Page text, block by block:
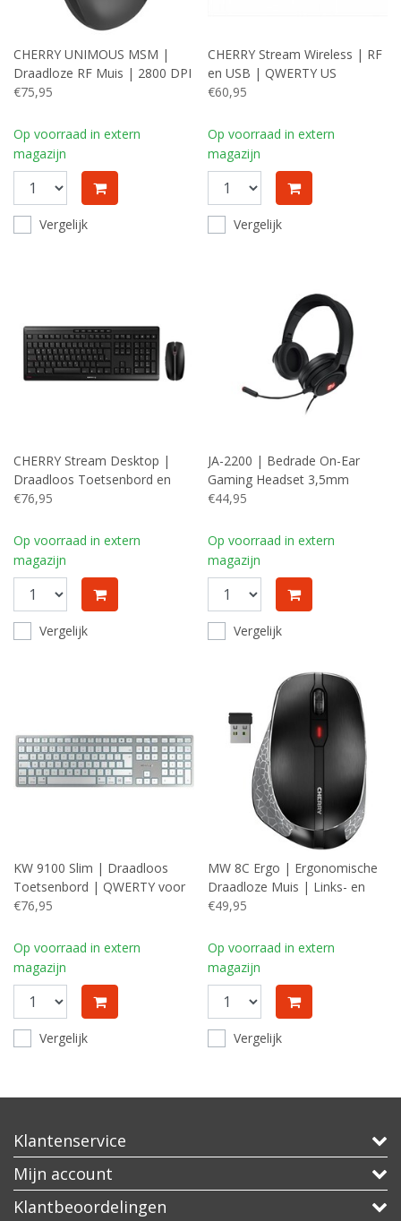
CHERRY UNIMOUS MSM |
Draadloze RF Muis | 2800 DPI
| Rechtshandig Ergonomisch |
€75,95
Op voorraad in extern
magazijn
Vergelijk
CHERRY Stream Wireless | RF
en USB | QWERTY US
International | Zwart
€60,95
Op voorraad in extern
magazijn
Vergelijk
CHERRY Stream Desktop |
Draadloos Toetsenbord en
Muis (RF) | QWERTY (US-
€76,95
Op voorraad in extern
magazijn
Vergelijk
JA-2200 | Bedrade On-Ear
Gaming Headset 3,5mm
Connector | Zwart
€44,95
Op voorraad in extern
magazijn
Vergelijk
KW 9100 Slim | Draadloos
Toetsenbord | QWERTY voor
MAC
€76,95
Op voorraad in extern
magazijn
Vergelijk
MW 8C Ergo | Ergonomische
Draadloze Muis | Links- en
Rechtshandig | RF +
Zwart/Grijs
€49,95
Op voorraad in extern
magazijn
Vergelijk
Klantenservice
Mijn account
Klantbeoordelingen